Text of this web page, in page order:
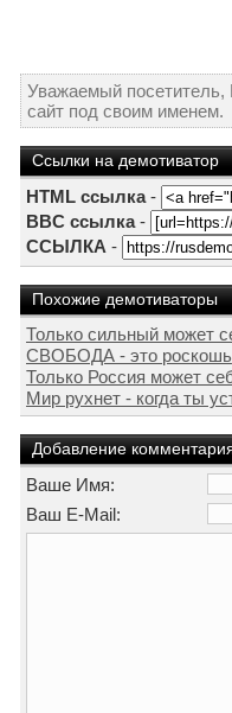
Уважаемый посетитель,
сайт под своим именем.
Ссылки на демотиватор
HTML ссылка-
BBC ссылка-
ССЫЛКА -
Похожие демотиваторы
Только сильный может
СВОБОДА - это
Только Россия может
Мир рухнет - когда ты
Добавление
Ваше Имя:
Ваш E-Mail: